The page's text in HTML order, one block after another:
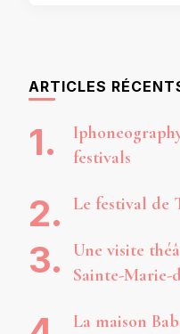
ARTICLES
festivals
Le festival de
Une visite
Sainte-Marie-
La maison